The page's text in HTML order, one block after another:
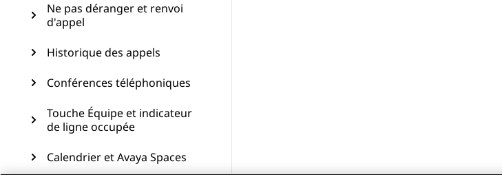
Ne pas déranger et renvoi
d'appel
Historique des appels
Conférences téléphoniques
Touche Équipe et indicateur
de ligne occupée
Calendrier et Avaya Spaces